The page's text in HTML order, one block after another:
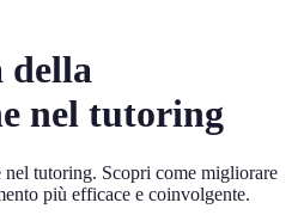
della
nel tutoring
tutoring. Scopri come migliorare
più efficace e coinvolgente.